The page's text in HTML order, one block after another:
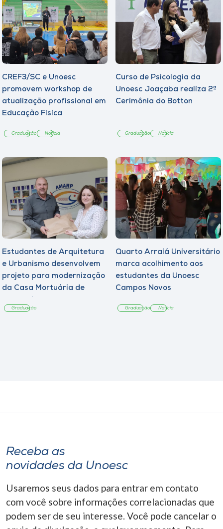
CREF3/SC e Unoesc
promovem workshop de
atualização profissional em
Educação Física
Graduação Notícia
Curso de Psicologia da
Unoesc Joaçaba realiza 2ª
Cerimônia do Botton
Graduação Notícia
Estudantes de Arquitetura
e Urbanismo desenvolvem
projeto para modernização
da Casa Mortuária de
Graduação
Quarto Arraiá Universitário
marca acolhimento aos
estudantes da Unoesc
Campos Novos
Graduação Notícia
Receba as
novidades da Unoesc
Usaremos seus dados para entrar em contato
com você sobre informações correlacionadas que
podem ser de seu interesse. Você pode cancelar o